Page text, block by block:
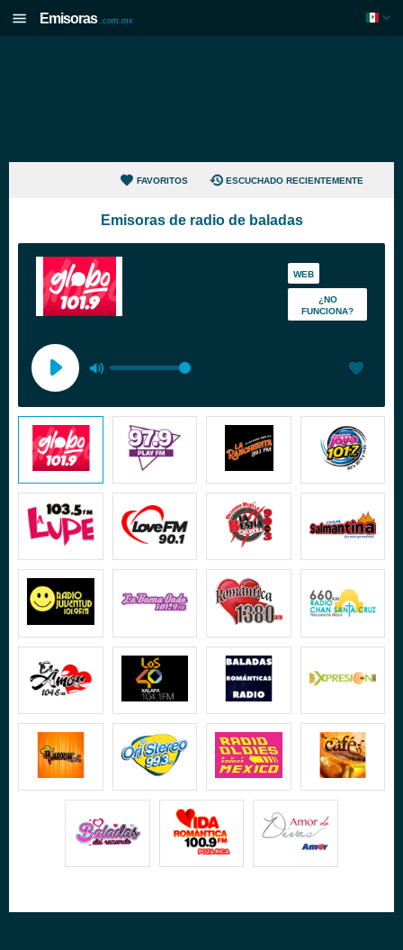
Emisoras .com.mx
FAVORITOS ESCUCHADO RECIENTEMENTE
Emisoras de radio de baladas
WEB
¿NO
FUNCIONA?